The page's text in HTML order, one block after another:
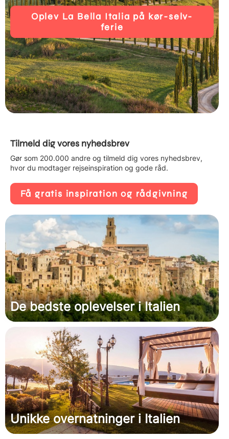
Oplev La Bella Italia på kør-selv-
ferie
Tilmeld dig vores nyhedsbrev
Gør som 200.000 andre og tilmeld dig vores nyhedsbrev,
hvor du modtager rejseinspiration og gode råd.
Få gratis inspiration og rådgivning
De bedste oplevelser i Italien
Unikke overnatninger i Italien